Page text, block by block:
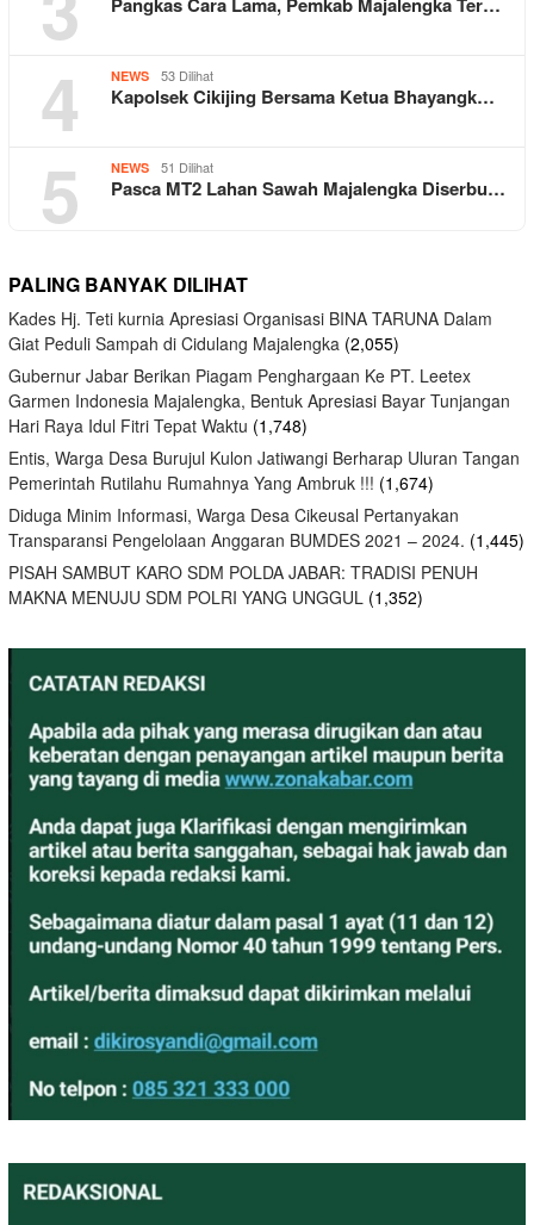
4 NEWS 53 Dilihat
Kapolsek Cikijing Bersama Ketua Bhayangk…
5 NEWS 51 Dilihat
Pasca MT2 Lahan Sawah Majalengka Diserbu…
PALING BANYAK DILIHAT
Kades Hj. Teti kurnia Apresiasi Organisasi BINA TARUNA Dalam
Giat Peduli Sampah di Cidulang Majalengka (2,055)
Gubernur Jabar Berikan Piagam Penghargaan Ke PT. Leetex
Garmen Indonesia Majalengka, Bentuk Apresiasi Bayar Tunjangan
Hari Raya Idul Fitri Tepat Waktu (1,748)
Entis, Warga Desa Burujul Kulon Jatiwangi Berharap Uluran Tangan
Pemerintah Rutilahu Rumahnya Yang Ambruk !!! (1,674)
Diduga Minim Informasi, Warga Desa Cikeusal Pertanyakan
Transparansi Pengelolaan Anggaran BUMDES 2021 – 2024. (1,445)
PISAH SAMBUT KARO SDM POLDA JABAR: TRADISI PENUH
MAKNA MENUJU SDM POLRI YANG UNGGUL (1,352)